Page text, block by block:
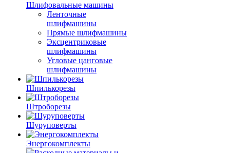
Шлифовальные машины
Ленточные
шлифмашины
Прямые шлифмашины
Эксцентриковые
шлифмашины
Угловые цанговые
шлифмашины
Шпилькорезы
Штроборезы
Шуруповерты
Энергокомплекты